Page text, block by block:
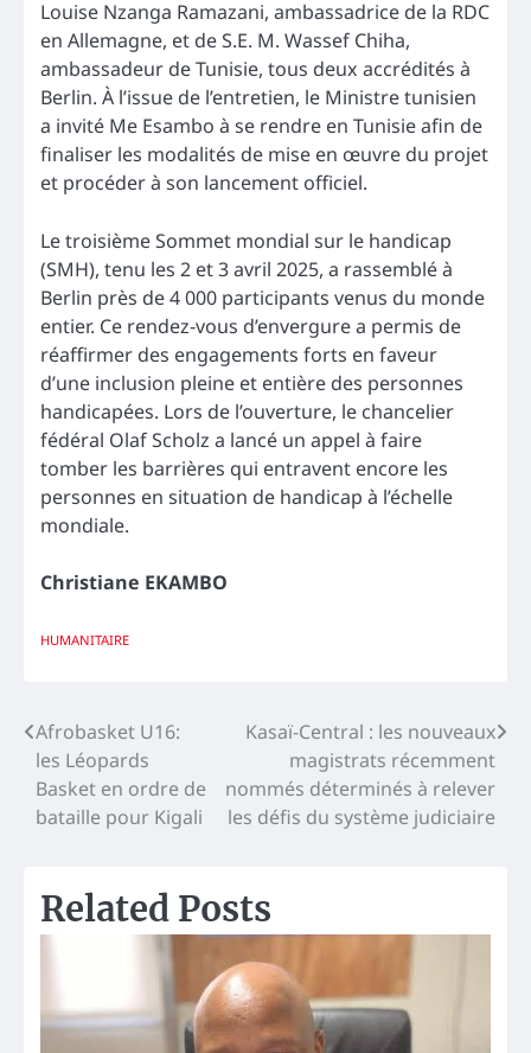
Louise Nzanga Ramazani, ambassadrice de la RDC
en Allemagne, et de S.E. M. Wassef Chiha,
ambassadeur de Tunisie, tous deux accrédités à
Berlin. À l’issue de l’entretien, le Ministre tunisien
a invité Me Esambo à se rendre en Tunisie afin de
finaliser les modalités de mise en œuvre du projet
et procéder à son lancement officiel.
Le troisième Sommet mondial sur le handicap
(SMH), tenu les 2 et 3 avril 2025, a rassemblé à
Berlin près de 4 000 participants venus du monde
entier. Ce rendez-vous d’envergure a permis de
réaffirmer des engagements forts en faveur
d’une inclusion pleine et entière des personnes
handicapées. Lors de l’ouverture, le chancelier
fédéral Olaf Scholz a lancé un appel à faire
tomber les barrières qui entravent encore les
personnes en situation de handicap à l’échelle
mondiale.
Christiane EKAMBO
HUMANITAIRE
Navigation
de
l’article
Afrobasket U16:
les Léopards
Basket en ordre de
bataille pour Kigali
Kasaï-Central : les nouveaux
magistrats récemment
nommés déterminés à relever
les défis du système judiciaire
Related Posts